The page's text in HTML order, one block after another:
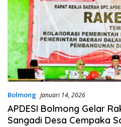
Bolmong Januari 14, 2026
APDESI Bolmong Gelar
Sangadi Desa Cempaka